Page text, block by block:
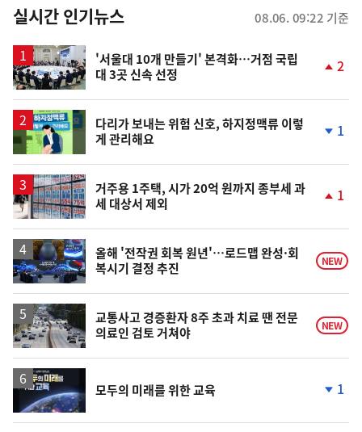
뉴
스
실시간 인기뉴스 08.06. 09:22 기준
'서울대 10개 만들기' 본격화…거점 국립
대 3곳 신속 선정
2
다리가 보내는 위험 신호, 하지정맥류 이렇
게 관리해요
1
거주용 1주택, 시가 20억 원까지 종부세 과
세 대상서 제외
승
1
올해 '전작권 회복 원년'…로드맵 완성·회
복시기 결정 추진
NEW
교통사고 경증환자 8주 초과 치료 땐 전문
의료인 검토 거쳐야
NEW
모두의 미래를 위한 교육 1